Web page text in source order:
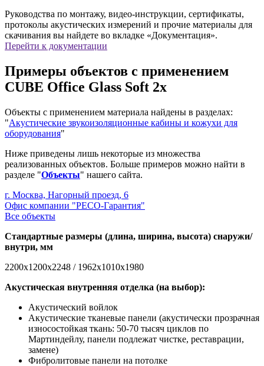
Руководства по монтажу, видео-инструкции, сертификаты,
протоколы акустических измерений и прочие материалы для
скачивания вы найдете во вкладке «Документация».
Перейти к документации
Примеры объектов с применением
CUBE Office Glass Soft 2х
Объекты с применением материала найдены в разделах:
"Акустические звукоизоляционные кабины и кожухи для
оборудования"
Ниже приведены лишь некоторые из множества
реализованных объектов. Больше примеров можно найти в
разделе "Объекты" нашего сайта.
г. Москва, Нагорный проезд, 6
Офис компании "РЕСО-Гарантия"
Все объекты
Стандартные размеры (длина, ширина, высота) снаружи/
внутри, мм
2200х1200х2248 / 1962х1010х1980
Акустическая внутренняя отделка (на выбор):
Акустический войлок
Акустические тканевые панели (акустически прозрачная
износостойкая ткань: 50-70 тысяч циклов по
Мартиндейлу, панели подлежат чистке, реставрации,
замене)
Фибролитовые панели на потолке